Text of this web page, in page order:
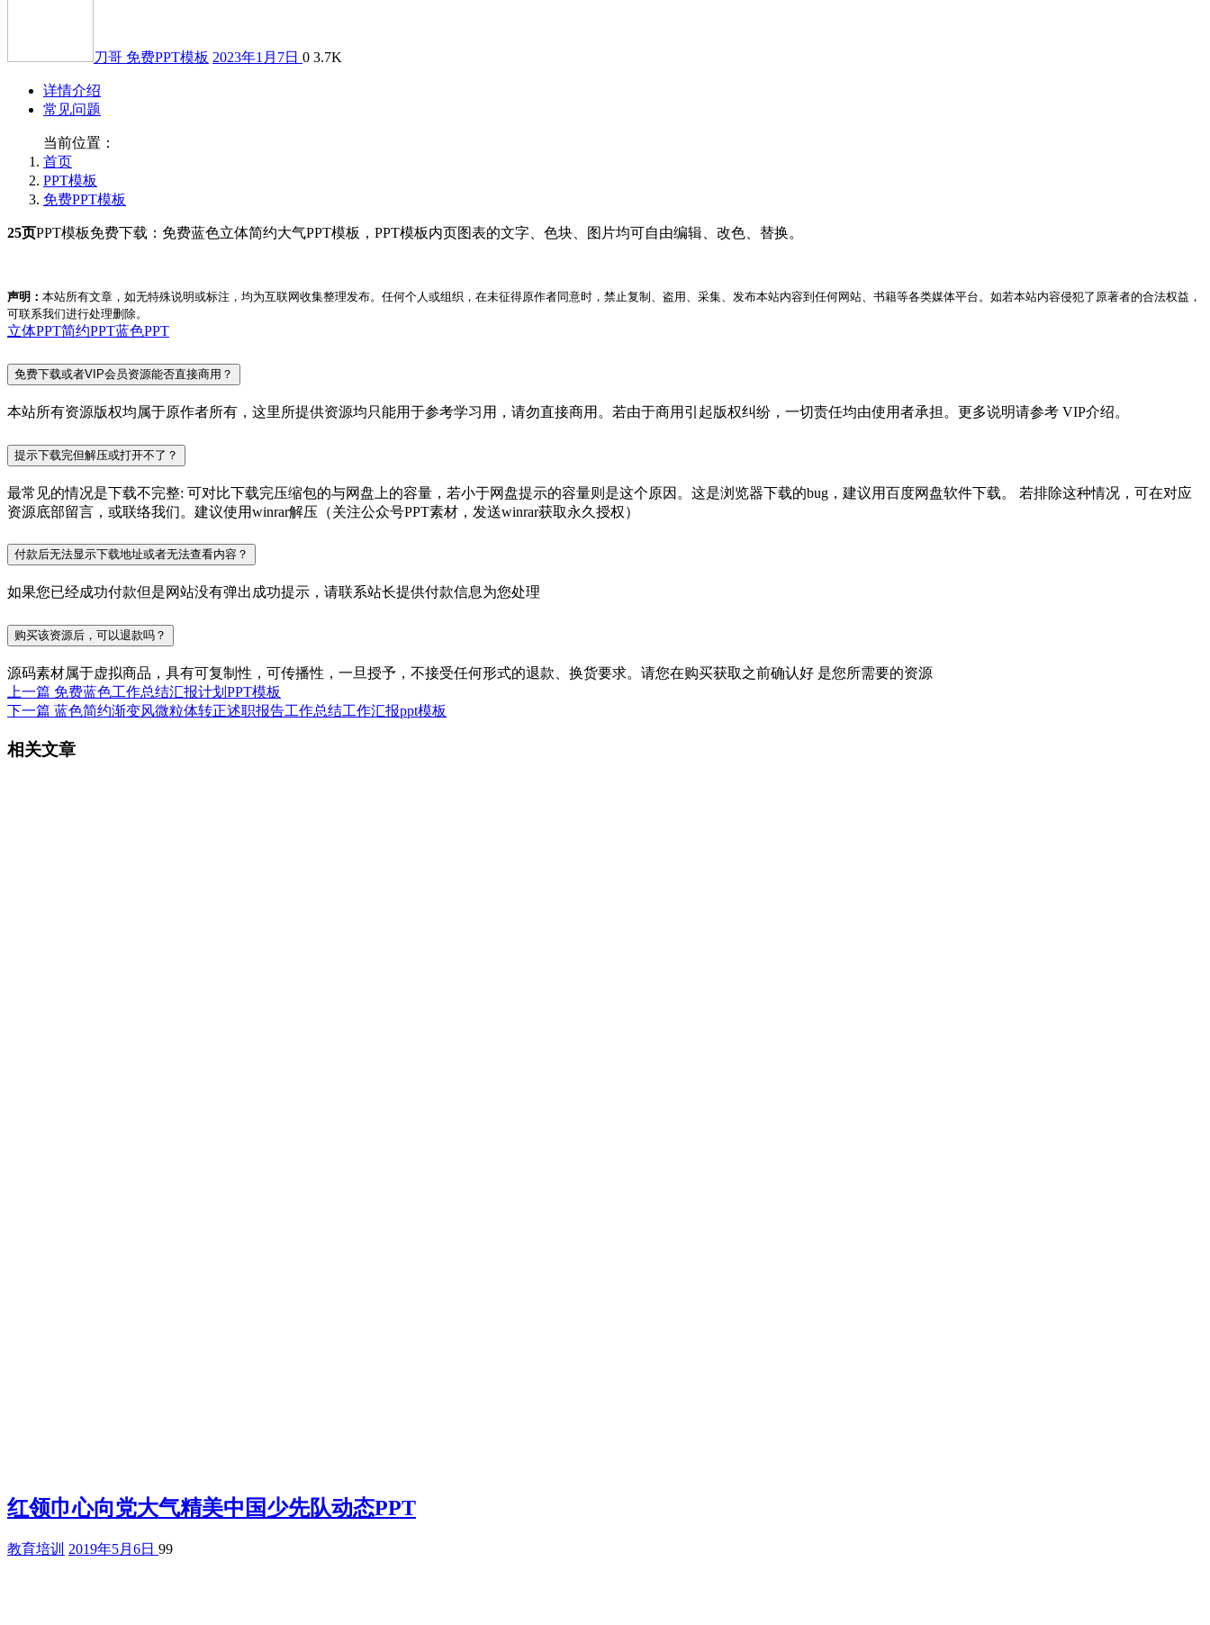
刀哥 免费PPT模板 2023年1月7日 0 3.7K
详情介绍
常见问题
当前位置：
首页
PPT模板
免费PPT模板
25页PPT模板免费下载：免费蓝色立体简约大气PPT模板，PPT模板内页图表的文字、色块、图片均可自由编辑、改色、替换。
声明： 本站所有文章，如无特殊说明或标注，均为互联网收集整理发布。任何个人或组织，在未征得原作者同意时，禁止复制、盗用、采集、发布本站内容到任何网站、书籍等各类媒体平台。如若本站内容侵犯了原著者的合法权益，
可联系我们进行处理删除。
立体PPT简约PPT蓝色PPT
免费下载或者VIP会员资源能否直接商用？
本站所有资源版权均属于原作者所有，这里所提供资源均只能用于参考学习用，请勿直接商用。若由于商用引起版权纠纷，一切责任均由使用者承担。更多说明请参考 VIP介绍。
提示下载完但解压或打开不了？
最常见的情况是下载不完整: 可对比下载完压缩包的与网盘上的容量，若小于网盘提示的容量则是这个原因。这是浏览器下载的bug，建议用百度网盘软件下载。 若排除这种情况，可在对应
资源底部留言，或联络我们。建议使用winrar解压（关注公众号PPT素材，发送winrar获取永久授权）
付款后无法显示下载地址或者无法查看内容？
如果您已经成功付款但是网站没有弹出成功提示，请联系站长提供付款信息为您处理
购买该资源后，可以退款吗？
源码素材属于虚拟商品，具有可复制性，可传播性，一旦授予，不接受任何形式的退款、换货要求。请您在购买获取之前确认好 是您所需要的资源
上一篇 免费蓝色工作总结汇报计划PPT模板
下一篇 蓝色简约渐变风微粒体转正述职报告工作总结工作汇报ppt模板
相关文章
红领巾心向党大气精美中国少先队动态PPT
教育培训 2019年5月6日 99